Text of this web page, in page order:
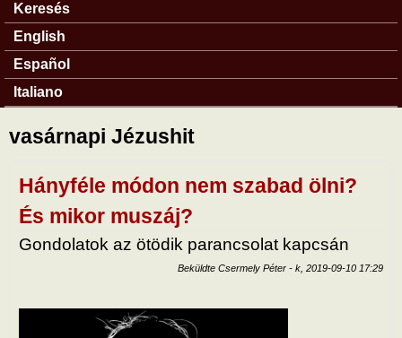
Keresés
English
Español
Italiano
vasárnapi Jézushit
Hányféle módon nem szabad ölni?
És mikor muszáj?
Gondolatok az ötödik parancsolat kapcsán
Beküldte Csermely Péter - k, 2019-09-10 17:29